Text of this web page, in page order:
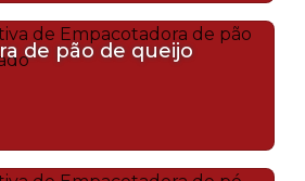
de pão de queijo